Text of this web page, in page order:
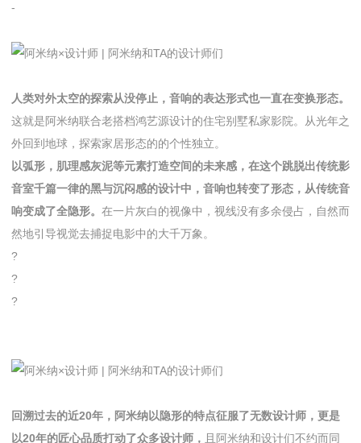
-
人类对外太空的探索从没停止，音响的表达形式也一直在变换形态。
这就是阿米纳联合老搭档鸿艺源设计的住宅别墅私家影院。从光年之
外回到地球，探索家居形态的的个性独立。
以弧形，肌理感灰泥等元素打造空间的未来感，在这个跳脱出传统影
音室千篇一律的黑与沉闷感的设计中，音响也转变了形态，从传统音
响变成了全隐形。 在一片灰白的视像中，视线没有多余侵占，自然而
然地引导视觉去捕捉电影中的大千万象。
?
?
?
回溯过去的近20年，阿米纳以隐形的特点征服了无数设计师，更是
以20年的匠心品质打动了众多设计师， 且阿米纳和设计们不约而同